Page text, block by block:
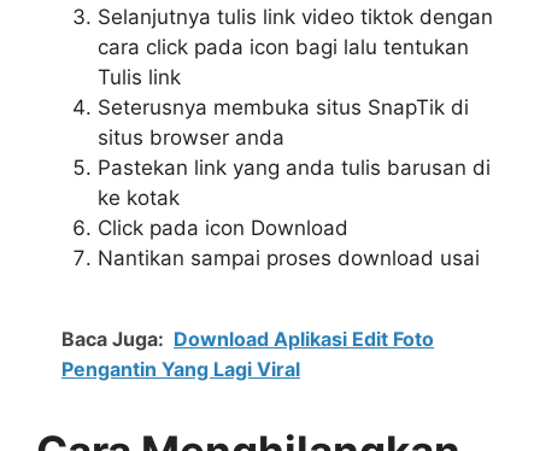
Selanjutnya tulis link video tiktok dengan
cara click pada icon bagi lalu tentukan
Tulis link
Seterusnya membuka situs SnapTik di
situs browser anda
Pastekan link yang anda tulis barusan di
ke kotak
Click pada icon Download
Nantikan sampai proses download usai
Baca Juga: Download Aplikasi Edit Foto
Pengantin Yang Lagi Viral